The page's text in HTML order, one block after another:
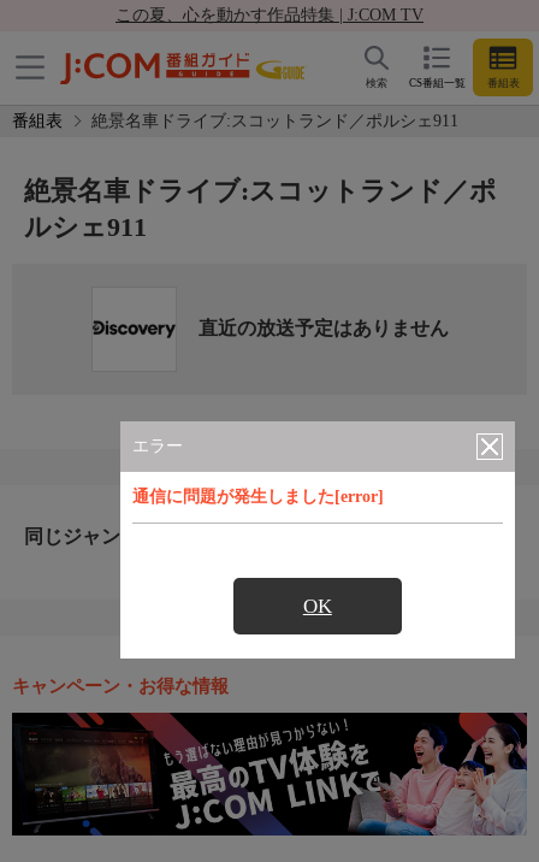
この夏、心を動かす作品特集 | J:COM TV
CS番組一覧 番組表
検索
番組表 絶景名車ドライブ:スコットランド／ポルシェ911
エラー
通信に問題が発生しました[error]
OK
絶景名車ドライブ:スコットランド／ポ
ルシェ911
直近の放送予定はありません
同じジャンルのおすすめ番組
キャンペーン・お得な情報